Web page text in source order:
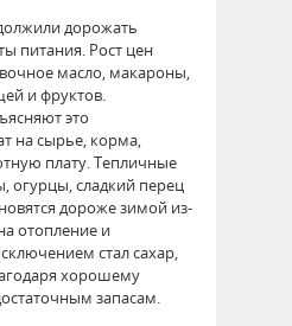
дорожать
питания. Рост цен
масло, макароны,
и фруктов.
это
на сырье, корма,
плату. Тепличные
сладкий перец
дороже зимой из-
отопление и
стал сахар,
хорошему
запасам.